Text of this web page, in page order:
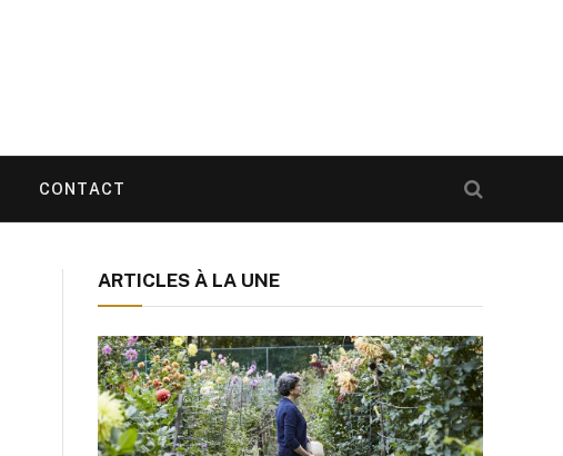
CONTACT
ARTICLES À LA UNE